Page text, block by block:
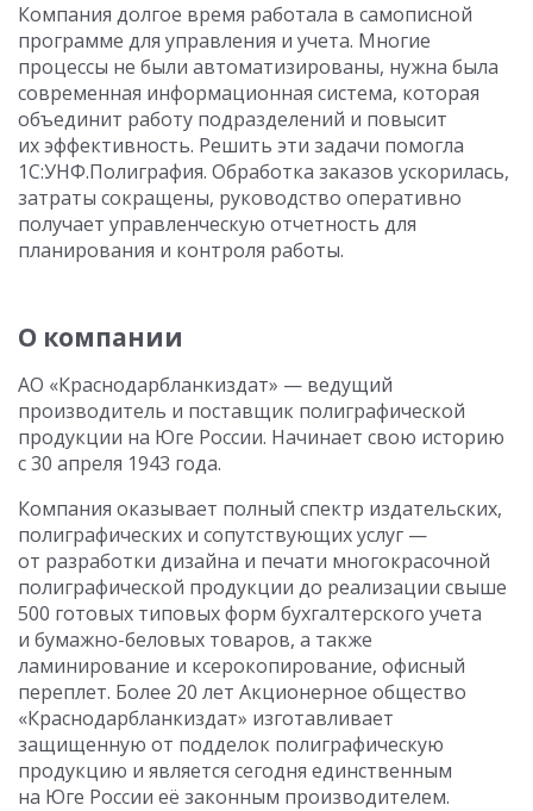
Компания долгое время работала в самописной
программе для управления и учета. Многие
процессы не были автоматизированы, нужна была
современная информационная система, которая
объединит работу подразделений и повысит
их эффективность. Решить эти задачи помогла
1С:УНФ.Полиграфия. Обработка заказов ускорилась,
затраты сокращены, руководство оперативно
получает управленческую отчетность для
планирования и контроля работы.
О компании
АО «Краснодарбланкиздат» — ведущий
производитель и поставщик полиграфической
продукции на Юге России. Начинает свою историю
с 30 апреля 1943 года.
Компания оказывает полный спектр издательских,
полиграфических и сопутствующих услуг —
от разработки дизайна и печати многокрасочной
полиграфической продукции до реализации свыше
500 готовых типовых форм бухгалтерского учета
и бумажно-беловых товаров, а также
ламинирование и ксерокопирование, офисный
переплет. Более 20 лет Акционерное общество
«Краснодарбланкиздат» изготавливает
защищенную от подделок полиграфическую
продукцию и является сегодня единственным
на Юге России её законным производителем.